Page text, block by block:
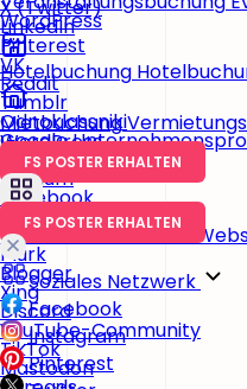
WordPress
Hotelbuchung
Mietbuchung
WordPress
FS POSTER ERHALTEN
FS POSTER ERHALTEN
Soziales Netzwerk
Facebook
Instagram
Pinterest
X (Twitter)
LinkedIn
Pinterest
VK
Reddit
Tumblr
Odnoklassniki
Google
Telegram
Medium
Facebook
Instagram
WordPress-basierte
Plurk
Blogger
Xing
Discord
YouTube-Community
TikTok
Mastodon